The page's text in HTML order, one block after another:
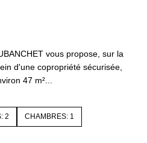
vous propose, sur la
d'une copropriété sécurisée,
47 m²...
2 CHAMBRES: 1